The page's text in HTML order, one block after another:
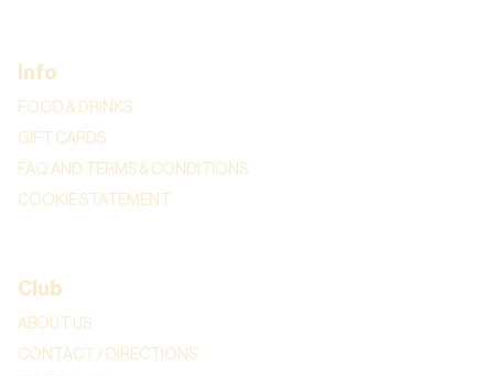
Info
FOOD & DRINKS
GIFT CARDS
FAQ AND TERMS & CONDITIONS
COOKIE STATEMENT
Club
ABOUT US
CONTACT / DIRECTIONS